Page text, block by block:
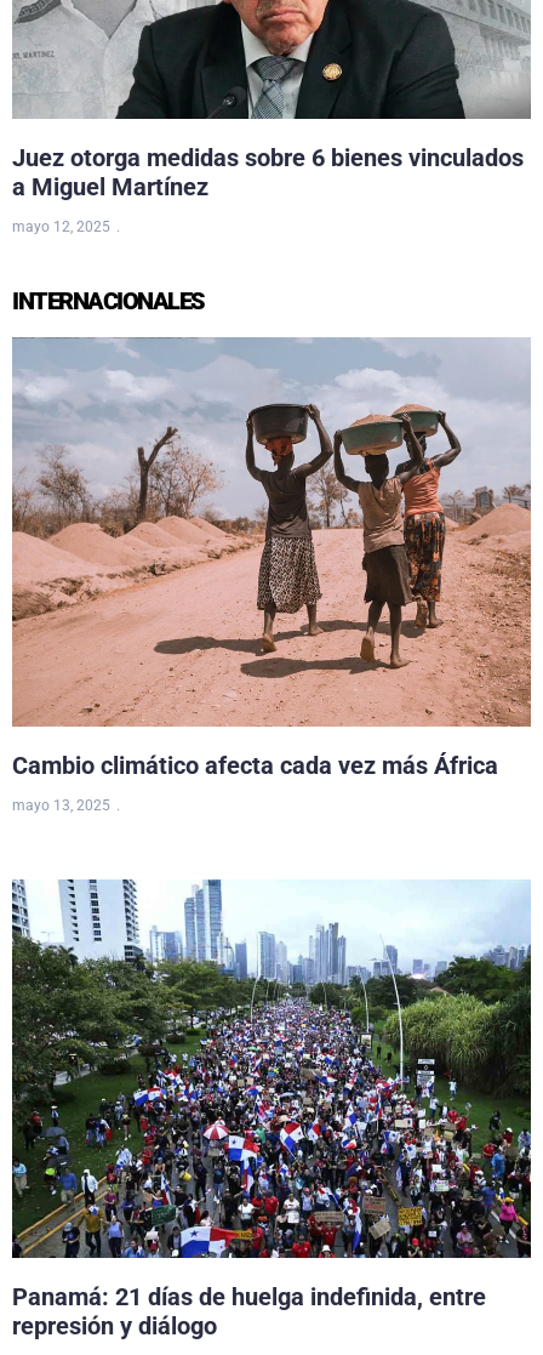
Juez otorga medidas sobre 6 bienes vinculados
a Miguel Martínez
mayo 12, 2025
INTERNACIONALES
Cambio climático afecta cada vez más África
mayo 13, 2025
Panamá: 21 días de huelga indefinida, entre
represión y diálogo